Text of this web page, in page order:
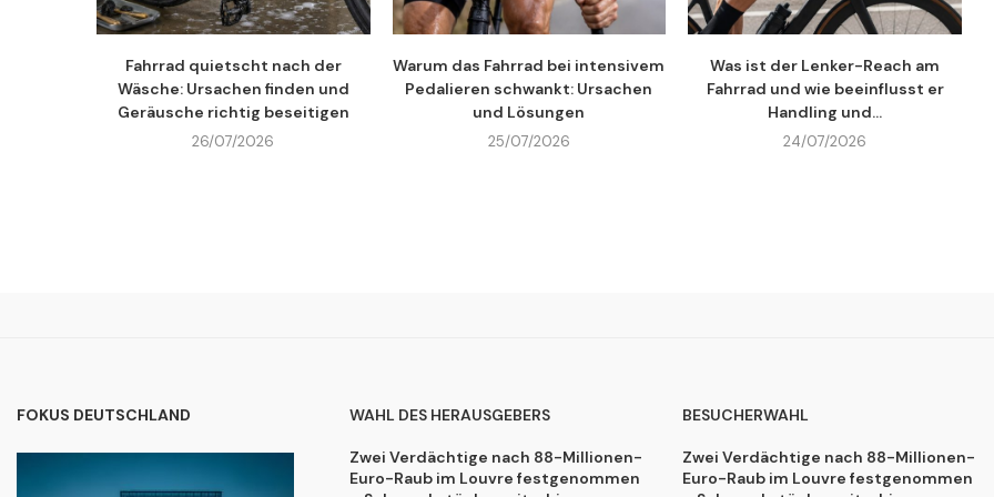
Fahrrad quietscht nach der
Wäsche: Ursachen finden und
Geräusche richtig beseitigen
26/07/2026
Warum das Fahrrad bei intensivem
Pedalieren schwankt: Ursachen
und Lösungen
25/07/2026
Was ist der Lenker-Reach am
Fahrrad und wie beeinflusst er
Handling und...
24/07/2026
FOKUS DEUTSCHLAND WAHL DES HERAUSGEBERS
Zwei Verdächtige nach 88-Millionen-
Euro-Raub im Louvre festgenommen
BESUCHERWAHL
Zwei Verdächtige nach 88-Millionen-
Euro-Raub im Louvre festgenommen